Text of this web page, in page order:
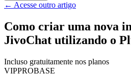
← Acesse outro artigo
Como criar uma nova
JivoChat utilizando o
Incluso gratuitamente nos planos
VIPPROBASE